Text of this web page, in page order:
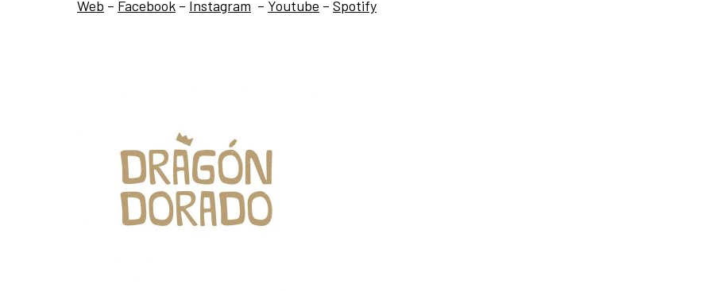
Web – Facebook – Instagram – Youtube – Spotify